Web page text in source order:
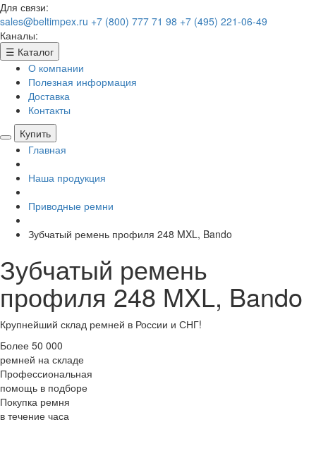
Для связи:
sales@beltimpex.ru +7 (800) 777 71 98 +7 (495) 221-06-49
Каналы:
☰ Каталог
О компании
Полезная информация
Доставка
Контакты
Купить
Главная
Наша продукция
Приводные ремни
Зубчатый ремень профиля 248 MXL, Bando
Зубчатый ремень
профиля 248 MXL, Bando
Крупнейший склад ремней в России и СНГ!
Более 50 000
ремней на складе
Профессиональная
помощь в подборе
Покупка ремня
в течение часа